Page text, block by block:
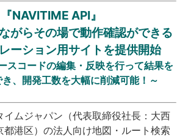
サービス
ービス
『NAVITIME API』
がらその場で動作確認ができる
ーション用サイトを提供開始
スコードの編集・反映を行って結果を
、開発工数を大幅に削減可能！～
ムジャパン（代表取締役社長：大西
都港区）の法人向け地図・ルート検索